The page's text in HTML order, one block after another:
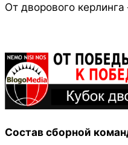
От дворового
Состав сборной